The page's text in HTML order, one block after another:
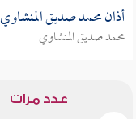
أذان محمد صديق المنشاوي
محمد صديق المنشاوي
عدد مرات